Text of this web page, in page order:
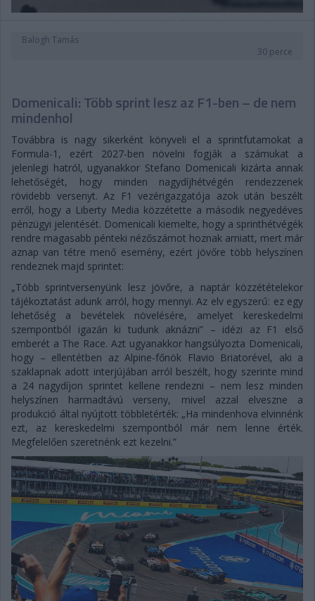
Balogh Tamás
30 perce
Domenicali: Több sprint lesz az F1-ben – de nem
mindenhol
Továbbra is nagy sikerként könyveli el a sprintfutamokat a
Formula-1, ezért 2027-ben növelni fogják a számukat a
jelenlegi hatról, ugyanakkor Stefano Domenicali kizárta annak
lehetőségét, hogy minden nagydíjhétvégén rendezzenek
rövidebb versenyt. Az F1 vezérigazgatója azok után beszélt
erről, hogy a Liberty Media közzétette a második negyedéves
pénzügyi jelentését. Domenicali kiemelte, hogy a sprinthétvégék
rendre magasabb pénteki nézőszámot hoznak amiatt, mert már
aznap van tétre menő esemény, ezért jövőre több helyszínen
rendeznek majd sprintet:
„Több sprintversenyünk lesz jövőre, a naptár közzétételekor
tájékoztatást adunk arról, hogy mennyi. Az elv egyszerű: ez egy
lehetőség a bevételek növelésére, amelyet kereskedelmi
szempontból igazán ki tudunk aknázni” – idézi az F1 első
emberét a The Race. Azt ugyanakkor hangsúlyozta Domenicali,
hogy – ellentétben az Alpine-főnök Flavio Briatorével, aki a
szaklapnak adott interjújában arról beszélt, hogy szerinte mind
a 24 nagydíjon sprintet kellene rendezni – nem lesz minden
helyszínen harmadtávú verseny, mivel azzal elveszne a
produkció által nyújtott többletérték: „Ha mindenhova elvinnénk
ezt, az kereskedelmi szempontból már nem lenne érték.
Megfelelően szeretnénk ezt kezelni.”